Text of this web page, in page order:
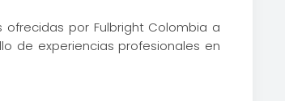
por Fulbright Colombia a
de experiencias profesionales en